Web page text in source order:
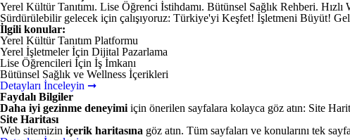
Yerel Kültür Tanıtımı. Lise Öğrenci İstihdamı. Bütünsel Sağlık Rehberi. Hızlı
Sürdürülebilir gelecek için çalışıyoruz: Türkiye'yi Keşfet! İşletmeni Büyüt!
İlgili konular:
Yerel Kültür Tanıtım Platformu
Yerel İşletmeler İçin Dijital Pazarlama
Lise Öğrencileri İçin İş İmkanı
Bütünsel Sağlık ve Wellness İçerikleri
Detayları İnceleyin ➞
Faydalı Bilgiler
Daha iyi gezinme deneyimi için önerilen sayfalara kolayca göz atın: Site
Site Haritası
Web sitemizin içerik haritasına göz atın. Tüm sayfaları ve konularını tek